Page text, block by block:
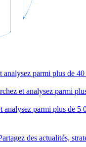
analysez parmi plus de
et analysez parmi
analysez parmi plus de 5
des actualités,